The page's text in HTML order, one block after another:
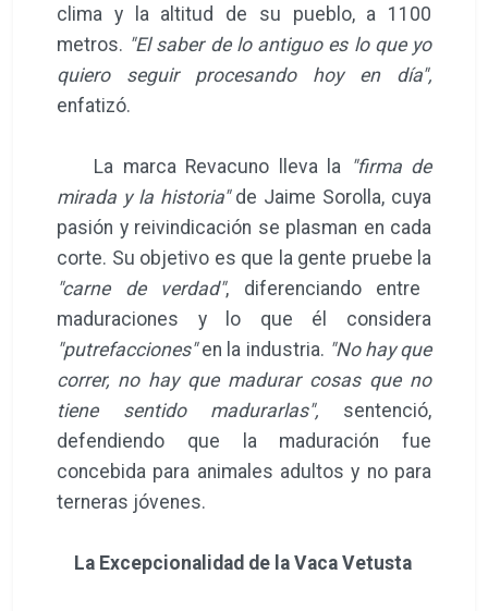
clima y la altitud de su pueblo, a 1100
metros. "El saber de lo antiguo es lo que yo
quiero seguir procesando hoy en día",
enfatizó.
La marca Revacuno lleva la "firma de
mirada y la historia" de Jaime Sorolla, cuya
pasión y reivindicación se plasman en cada
corte. Su objetivo es que la gente pruebe la
"carne de verdad", diferenciando entre
maduraciones y lo que él considera
"putrefacciones"en la industria. "No hay que
correr, no hay que madurar cosas que no
tiene sentido madurarlas", sentenció,
defendiendo que la maduración fue
concebida para animales adultos y no para
terneras jóvenes.
La Excepcionalidad de la Vaca Vetusta